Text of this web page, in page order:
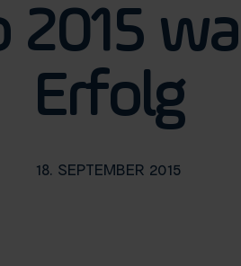
2015
Erfolg
18. SEPTEMBER 2015